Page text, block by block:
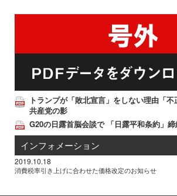
トランプが「敗北宣言」をしない理由「
共産党の影
G20の日露首脳会談で 「日露平和条約」
インフォメーション
2019.10.18
消費税率引き上げに合わせた価格改定のお知らせ